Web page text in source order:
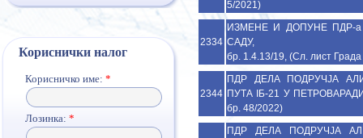
5/2021)
2334
ИЗМЕНЕ И ДОПУНЕ ПДР-
САДУ,
бр. 1.4.13/19, (Сл. лист
2344
ПДР ДЕЛА ПОДРУЧЈА
ПУТА IБ-21 У
бр. 48/2022)
ПДР ДЕЛА ПОДРУЧЈА
Кориснички налог
Корисничко име: *
Лозинка: *